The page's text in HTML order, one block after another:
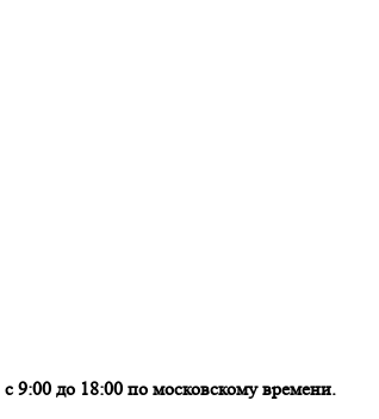
с 9:00 до 18:00 по московскому времени.